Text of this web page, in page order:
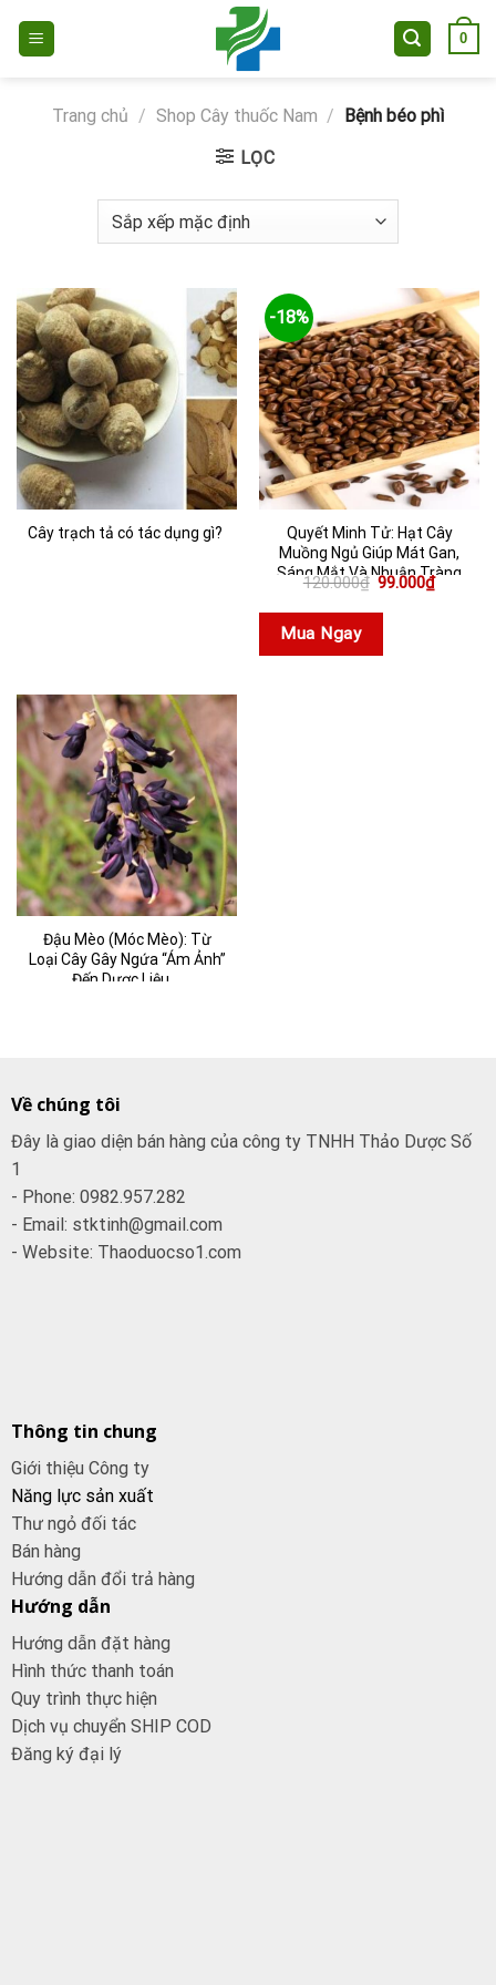
0
Trang chủ / Shop Cây thuốc Nam / Bệnh béo phì
LỌC
Cây trạch tả có tác dụng gì?
-18%
Quyết Minh Tử: Hạt Cây
Muồng Ngủ Giúp Mát Gan,
Sáng Mắt Và Nhuận Tràng
120.000₫ Giá
là:
99.000₫Giá
hiện
Mua Ngay
Đậu Mèo (Móc Mèo): Từ
Loại Cây Gây Ngứa “Ám Ảnh”
Đến Dược Liệu ...
Về chúng tôi
Đây là giao diện bán hàng của công ty TNHH Thảo Dược Số
1
- Phone: 0982.957.282
- Email: stktinh@gmail.com
- Website: Thaoduocso1.com
Thông tin chung
Giới thiệu Công ty
Năng lực sản xuất
Thư ngỏ đối tác
Bán hàng
Hướng dẫn đổi trả hàng
Hướng dẫn
Hướng dẫn đặt hàng
Hình thức thanh toán
Quy trình thực hiện
Dịch vụ chuyển SHIP COD
Đăng ký đại lý